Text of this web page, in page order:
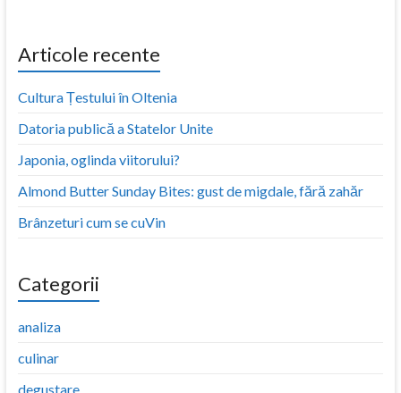
Articole recente
Cultura Țestului în Oltenia
Datoria publică a Statelor Unite
Japonia, oglinda viitorului?
Almond Butter Sunday Bites: gust de migdale, fără zahăr
Brânzeturi cum se cuVin
Categorii
analiza
culinar
degustare